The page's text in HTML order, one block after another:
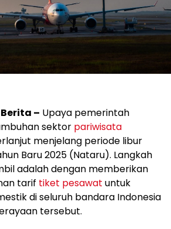
– Upaya pemerintah
sektor pariwisata
menjelang periode libur
Baru 2025 (Nataru). Langkah
adalah dengan memberikan
tarif tiket pesawat untuk
di seluruh bandara Indonesia
tersebut.